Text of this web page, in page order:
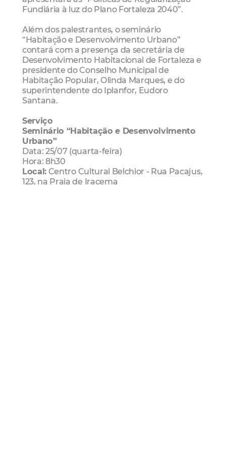
Fundiária à luz do Plano Fortaleza 2040”.
Além dos palestrantes, o seminário
“Habitação e Desenvolvimento Urbano”
contará com a presença da secretária de
Desenvolvimento Habitacional de Fortaleza e
presidente do Conselho Municipal de
Habitação Popular, Olinda Marques, e do
superintendente do Iplanfor, Eudoro
Santana.
Serviço
Seminário “Habitação e Desenvolvimento
Urbano”
Data: 25/07 (quarta-feira)
Hora: 8h30
Local: Centro Cultural Belchior - Rua Pacajus,
123, na Praia de Iracema